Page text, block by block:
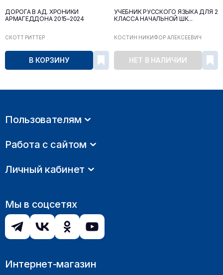
ДОРОГА В АД. ХРОНИКИ
АРМАГЕДДОНА 2015–2024
СКОТТ РИТТЕР
В КОРЗИНУ
УЧЕБНИК РУССКОГО ЯЗЫКА ДЛЯ 2
КЛАССА НАЧАЛЬНОЙ ШК...
КОСТИН НИКИФОР АЛЕКСЕЕВИЧ
НЕТ В НАЛИЧИИ
Пользователям
Работа с сайтом
Личный кабинет
Мы в соцсетях
Интернет-магазин